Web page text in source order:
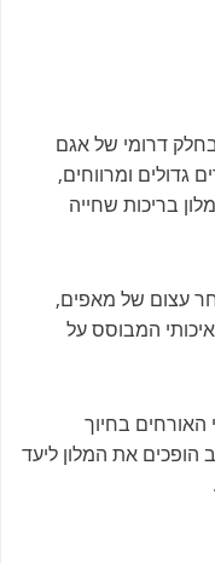
דרומי של אגם
גדולים ומרווחים,
בריכות שחייה
עצום של מאפים,
המבוסס על
האורחים בחיוך
הופכים את המלון ליעד